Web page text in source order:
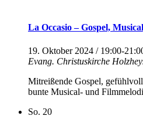
La Occasio – Gospel,
19. Oktober 2024 / 19:00-
Evang. Christuskirche
Mitreißende Gospel,
bunte Musical- und
So. 20